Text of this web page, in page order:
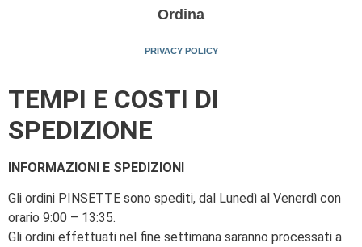
Ordina
PRIVACY POLICY
TEMPI E COSTI DI
SPEDIZIONE
INFORMAZIONI E SPEDIZIONI
Gli ordini PINSETTE sono spediti, dal Lunedì al Venerdì con
orario 9:00 – 13:35.
Gli ordini effettuati nel fine settimana saranno processati a